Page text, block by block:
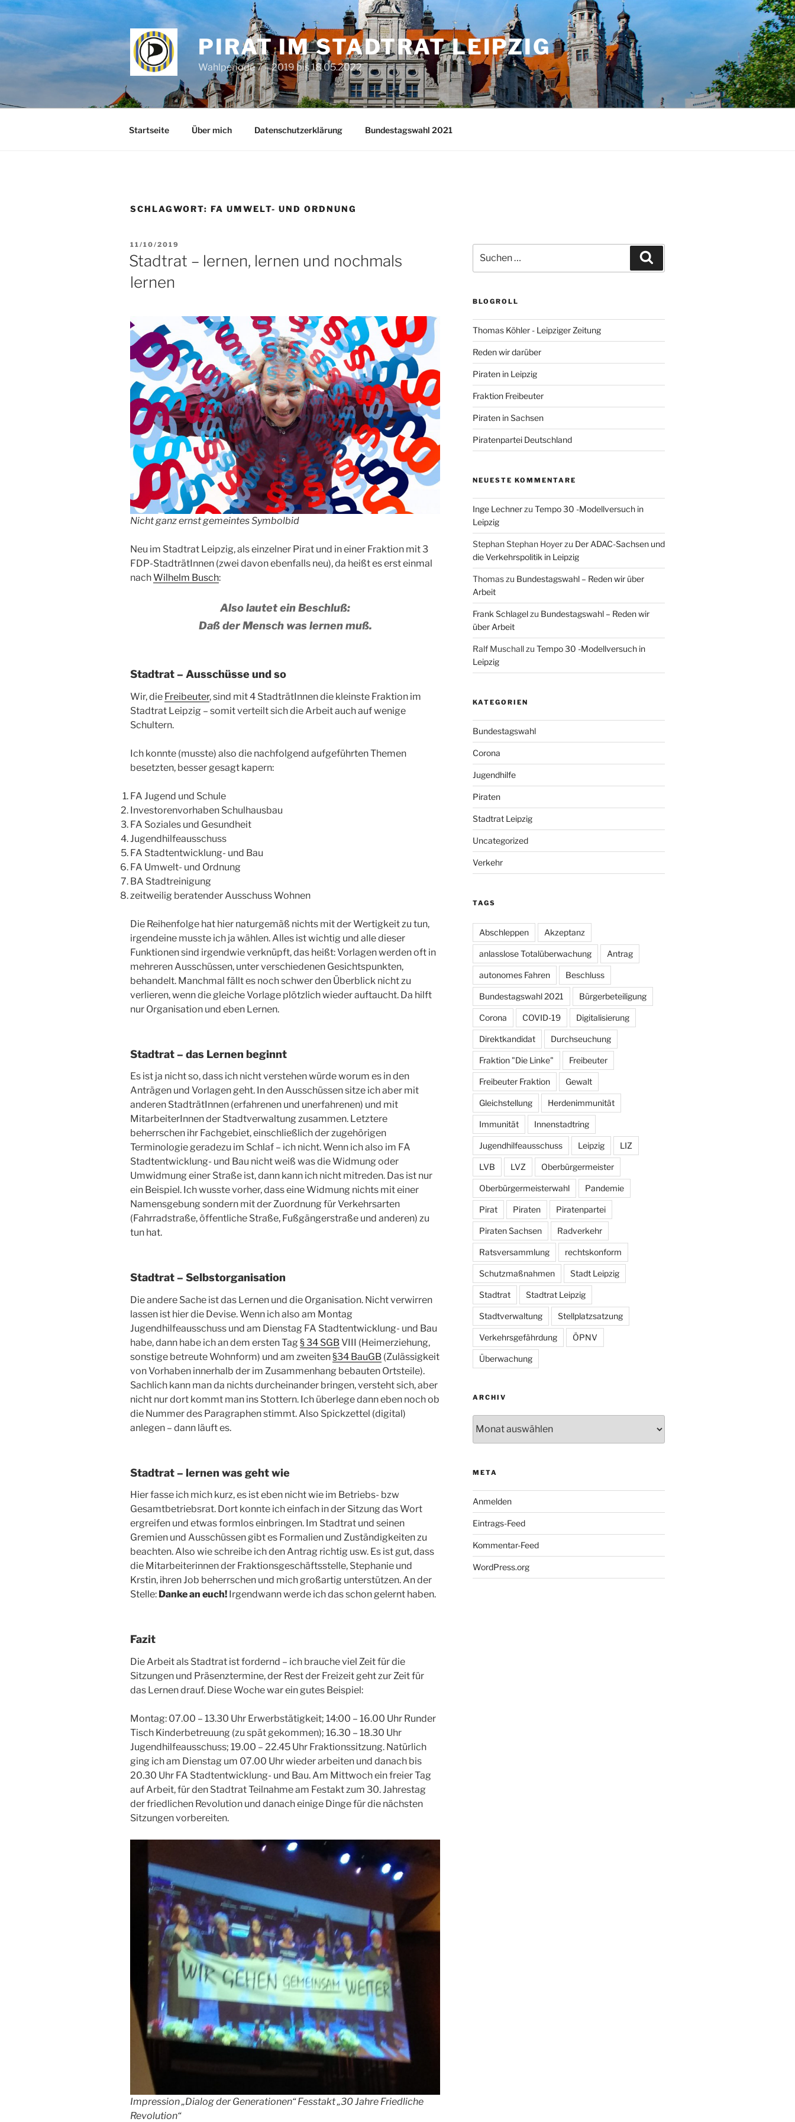
Zum
springen
PIRAT IM STADTRAT LEIPZIG
Wahlperiode 7 – 2019 bis 18.05.2022
Startseite Über mich Datenschutzerklärung Bundestagswahl 2021
SCHLAGWORT: FA UMWELT- UND ORDNUNG
VERÖFFENTLICHT
AM
11/10/2019
Stadtrat – lernen, lernen und nochmals
lernen
Nicht ganz ernst gemeintes Symbolbid
Neu im Stadtrat Leipzig, als einzelner Pirat und in einer Fraktion mit 3
FDP-StadträtInnen (zwei davon ebenfalls neu), da heißt es erst einmal
nachWilhelm Busch:
Also lautet ein Beschluß:
Daß der Mensch was lernen muß.
Stadtrat – Ausschüsse und so
Wir, die Freibeuter, sind mit 4 StadträtInnen die kleinste Fraktion im
Stadtrat Leipzig – somit verteilt sich die Arbeit auch auf wenige
Schultern.
Ich konnte (musste) also die nachfolgend aufgeführten Themen
besetzten, besser gesagt kapern:
FA Jugend und Schule
Investorenvorhaben Schulhausbau
FA Soziales und Gesundheit
Jugendhilfeausschuss
FA Stadtentwicklung- und Bau
FA Umwelt- und Ordnung
BA Stadtreinigung
zeitweilig beratender Ausschuss Wohnen
Die Reihenfolge hat hier naturgemäß nichts mit der Wertigkeit zu tun,
irgendeine musste ich ja wählen. Alles ist wichtig und alle dieser
Funktionen sind irgendwie verknüpft, das heißt: Vorlagen werden oft in
mehreren Ausschüssen, unter verschiedenen Gesichtspunkten,
behandelt. Manchmal fällt es noch schwer den Überblick nicht zu
verlieren, wenn die gleiche Vorlage plötzlich wieder auftaucht. Da hilft
nur Organisation und eben Lernen.
Stadtrat – das Lernen beginnt
Es ist ja nicht so, dass ich nicht verstehen würde worum es in den
Anträgen und Vorlagen geht. In den Ausschüssen sitze ich aber mit
anderen StadträtInnen (erfahrenen und unerfahrenen) und mit
MitarbeiterInnen der Stadtverwaltung zusammen. Letztere
beherrschen ihr Fachgebiet, einschließlich der zugehörigen
Terminologie geradezu im Schlaf – ich nicht. Wenn ich also im FA
Stadtentwicklung- und Bau nicht weiß was die Widmung oder
Umwidmung einer Straße ist, dann kann ich nicht mitreden. Das ist nur
ein Beispiel. Ich wusste vorher, dass eine Widmung nichts mit einer
Namensgebung sondern mit der Zuordnung für Verkehrsarten
(Fahrradstraße, öffentliche Straße, Fußgängerstraße und anderen) zu
tun hat.
Stadtrat – Selbstorganisation
Die andere Sache ist das Lernen und die Organisation. Nicht verwirren
lassen ist hier die Devise. Wenn ich also am Montag
Jugendhilfeausschuss und am Dienstag FA Stadtentwicklung- und Bau
habe, dann habe ich an dem ersten Tag § 34 SGBVIII (Heimerziehung,
sonstige betreute Wohnform) und am zweiten§34 BauGB (Zulässigkeit
von Vorhaben innerhalb der im Zusammenhang bebauten Ortsteile).
Sachlich kann man da nichts durcheinander bringen, versteht sich, aber
nicht nur dort kommt man ins Stottern. Ich überlege dann eben noch ob
die Nummer des Paragraphen stimmt. Also Spickzettel (digital)
anlegen – dann läuft es.
Stadtrat – lernen was geht wie
Hier fasse ich mich kurz, es ist eben nicht wie im Betriebs- bzw
Gesamtbetriebsrat. Dort konnte ich einfach in der Sitzung das Wort
ergreifen und etwas formlos einbringen. Im Stadtrat und seinen
Gremien und Ausschüssen gibt es Formalien und Zuständigkeiten zu
beachten. Also wie schreibe ich den Antrag richtig usw. Es ist gut, dass
die Mitarbeiterinnen der Fraktionsgeschäftsstelle, Stephanie und
Krstin, ihren Job beherrschen und mich großartig unterstützen. An der
Stelle: Danke an euch! Irgendwann werde ich das schon gelernt haben.
Fazit
Die Arbeit als Stadtrat ist fordernd – ich brauche viel Zeit für die
Sitzungen und Präsenztermine, der Rest der Freizeit geht zur Zeit für
das Lernen drauf. Diese Woche war ein gutes Beispiel:
Montag: 07.00 – 13.30 Uhr Erwerbstätigkeit; 14:00 – 16.00 Uhr Runder
Tisch Kinderbetreuung (zu spät gekommen); 16.30 – 18.30 Uhr
Jugendhilfeausschuss; 19.00 – 22.45 Uhr Fraktionssitzung. Natürlich
ging ich am Dienstag um 07.00 Uhr wieder arbeiten und danach bis
20.30 Uhr FA Stadtentwicklung- und Bau. Am Mittwoch ein freier Tag
auf Arbeit, für den Stadtrat Teilnahme am Festakt zum 30. Jahrestag
der friedlichen Revolution und danach einige Dinge für die nächsten
Sitzungen vorbereiten.
Impression „Dialog der Generationen“ Fesstakt „30 Jahre Friedliche
Revolution“
nach:
BLOGROLL
Thomas Köhler - Leipziger Zeitung
Reden wir darüber
Piraten in Leipzig
Fraktion Freibeuter
Piraten in Sachsen
Piratenpartei Deutschland
NEUESTE KOMMENTARE
Inge Lechnerzu Tempo 30 -Modellversuch in
Leipzig
Stephan Stephan Hoyerzu Der ADAC-Sachsen und
die Verkehrspolitik in Leipzig
Thomaszu Bundestagswahl – Reden wir über
Arbeit
Frank Schlagelzu Bundestagswahl – Reden wir
über Arbeit
Ralf Muschallzu Tempo 30 -Modellversuch in
Leipzig
KATEGORIEN
Bundestagswahl
Corona
Jugendhilfe
Piraten
Stadtrat Leipzig
Uncategorized
Verkehr
TAGS
Abschleppen Akzeptanz
anlasslose Totalüberwachung Antrag
autonomes Fahren Beschluss
Bundestagswahl 2021 Bürgerbeteiligung
Corona COVID-19 Digitalisierung
Direktkandidat Durchseuchung
Fraktion "Die Linke" Freibeuter
Freibeuter Fraktion Gewalt
Gleichstellung Herdenimmunität
Immunität Innenstadtring
Jugendhilfeausschuss Leipzig LIZ
LVB LVZ Oberbürgermeister
Oberbürgermeisterwahl Pandemie
Pirat Piraten Piratenpartei
Piraten Sachsen Radverkehr
Ratsversammlung rechtskonform
Schutzmaßnahmen Stadt Leipzig
Stadtrat Stadtrat Leipzig
Stadtverwaltung Stellplatzsatzung
Verkehrsgefährdung ÖPNV
Überwachung
ARCHIV
META
Anmelden
Eintrags-Feed
Kommentar-Feed
WordPress.org